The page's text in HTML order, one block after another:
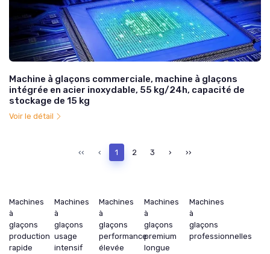
Machine à glaçons commerciale, machine à glaçons
intégrée en acier inoxydable, 55 kg/24h, capacité de
stockage de 15 kg
Voir le détail
‹‹ ‹ 1 2 3 › ››
Machines
à
glaçons
production
rapide
Machines
à
glaçons
usage
intensif
Machines
à
glaçons
performance
élevée
Machines
à
glaçons
premium
longue
Machines
à
glaçons
professionnelles